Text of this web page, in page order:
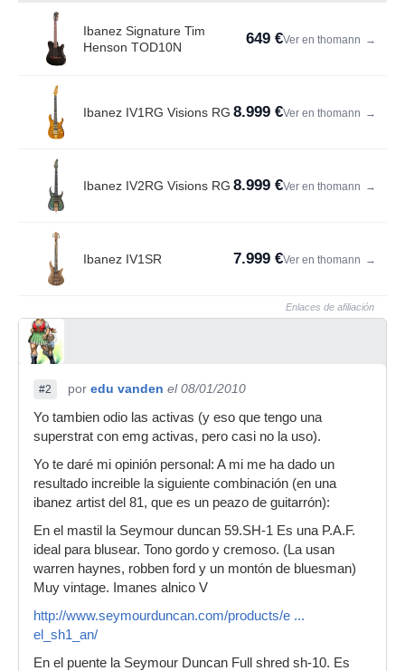
Ibanez Signature Tim
Henson TOD10N
649 €Ver en thomann →
Ibanez IV1RG Visions RG 8.999 €Ver en thomann →
Ibanez IV2RG Visions RG 8.999 €Ver en thomann →
Ibanez IV1SR 7.999 €Ver en thomann →
Enlaces de afiliación
#2 por edu vanden el 08/01/2010
Yo tambien odio las activas (y eso que tengo una
superstrat con emg activas, pero casi no la uso).
Yo te daré mi opinión personal: A mi me ha dado un
resultado increible la siguiente combinación (en una
ibanez artist del 81, que es un peazo de guitarrón):
En el mastil la Seymour duncan 59.SH-1 Es una P.A.F.
ideal para blusear. Tono gordo y cremoso. (La usan
warren haynes, robben ford y un montón de bluesman)
Muy vintage. Imanes alnico V
http://www.seymourduncan.com/products/e ...
el_sh1_an/
En el puente la Seymour Duncan Full shred sh-10. Es